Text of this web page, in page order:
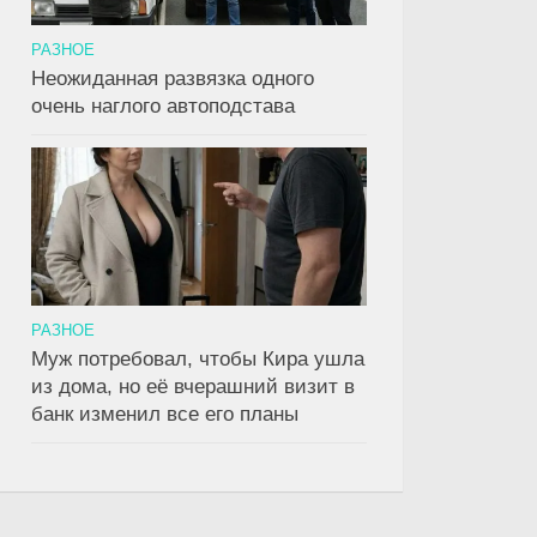
РАЗНОЕ
Неожиданная развязка одного
очень наглого автоподстава
РАЗНОЕ
Муж потребовал, чтобы Кира ушла
из дома, но её вчерашний визит в
банк изменил все его планы